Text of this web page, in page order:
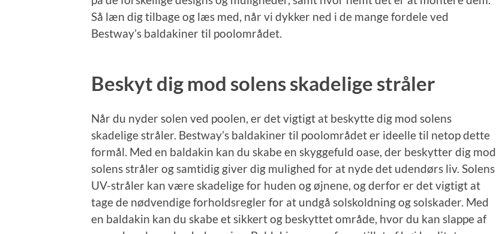
Så læn dig tilbage og læs med, når vi dykker ned i de mange fordele ved
Bestway’s baldakiner til poolområdet.
Beskyt dig mod solens skadelige stråler
Når du nyder solen ved poolen, er det vigtigt at beskytte dig mod solens
skadelige stråler. Bestway’s baldakiner til poolområdet er ideelle til netop dette
formål. Med en baldakin kan du skabe en skyggefuld oase, der beskytter dig mod
solens stråler og samtidig giver dig mulighed for at nyde det udendørs liv. Solens
UV-stråler kan være skadelige for huden og øjnene, og derfor er det vigtigt at
tage de nødvendige forholdsregler for at undgå solskoldning og solskader. Med
en baldakin kan du skabe et sikkert og beskyttet område, hvor du kan slappe af